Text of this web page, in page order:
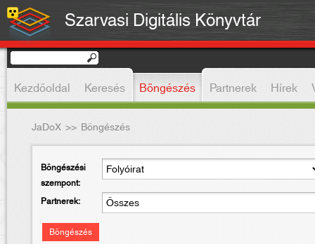
Szarvasi Digitális Könyvtár
Kezdőoldal Keresés Böngészés Partnerek Hírek
JaDoX>> Böngészés
Böngészési
szempont:
Partnerek:
Böngészés